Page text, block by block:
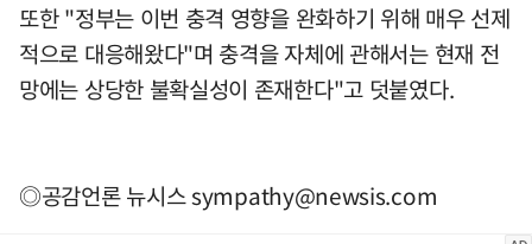
또한 "정부는 이번 충격 영향을 완화하기 위해 매우 선제
적으로 대응해왔다"며 충격을 자체에 관해서는 현재 전
망에는 상당한 불확실성이 존재한다"고 덧붙였다.
◎공감언론 뉴시스sympathy@newsis.com